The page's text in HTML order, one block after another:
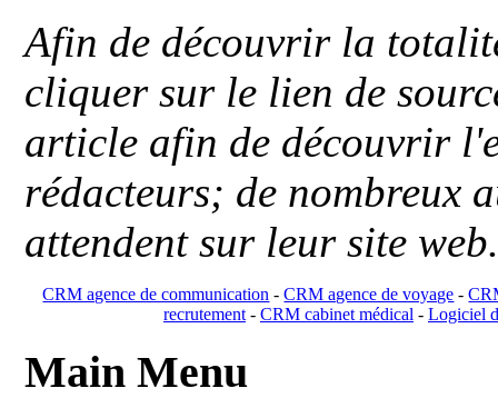
Afin de découvrir la
cliquer sur le lien de
article afin de découvrir
rédacteurs; de nombreux
attendent sur leur site
CRM agence de communication -CRM agence de voyage -
recrutement- CRM cabinet médical- Logiciel
Main Menu